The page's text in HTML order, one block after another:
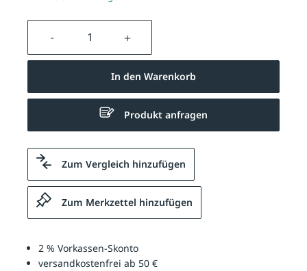
Produkt Anzahl: Gib den
In den Warenkorb
Produkt anfragen
Zum Vergleich hinzufügen
Zum Merkzettel hinzufügen
2 % Vorkassen-Skonto
versandkostenfrei ab 50 €